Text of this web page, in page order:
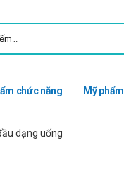
chức năng Mỹ phẩm
dạng uống